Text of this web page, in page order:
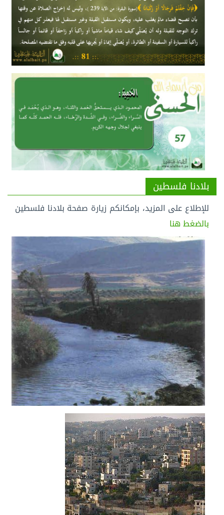
الهيئة الثالثة من صلاة الخوف
دروس في فقه الإمام الشافعي رضي الله عنه
2020/07/15
أسماء الله الحسنى 2020/07/15
بلادنا فلسطين
للإطلاع على المزيد، بإمكانكم زيارة صفحة بلادنا فلسطين
بالضغط هنا
قرية العبيدية
قضاء رام الله 2015/10/14